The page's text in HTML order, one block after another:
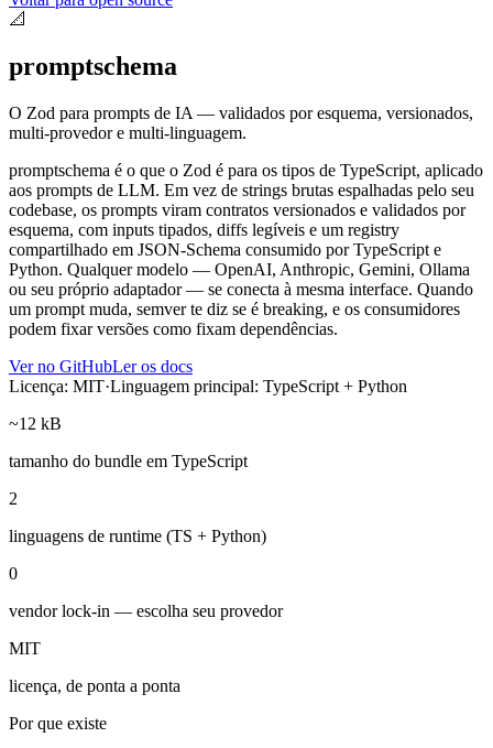
📐
promptschema
O Zod para prompts de IA — validados por esquema, versionados,
multi-provedor e multi-linguagem.
promptschema é o que o Zod é para os tipos de TypeScript, aplicado
aos prompts de LLM. Em vez de strings brutas espalhadas pelo seu
codebase, os prompts viram contratos versionados e validados por
esquema, com inputs tipados, diffs legíveis e um registry
compartilhado em JSON-Schema consumido por TypeScript e
Python. Qualquer modelo — OpenAI, Anthropic, Gemini, Ollama
ou seu próprio adaptador — se conecta à mesma interface. Quando
um prompt muda, semver te diz se é breaking, e os consumidores
podem fixar versões como fixam dependências.
Ver no GitHubLer os docs
Licença: MIT·Linguagem principal: TypeScript + Python
~12 kB
tamanho do bundle em TypeScript
2
linguagens de runtime (TS + Python)
0
vendor lock-in — escolha seu provedor
MIT
licença, de ponta a ponta
Por que existe